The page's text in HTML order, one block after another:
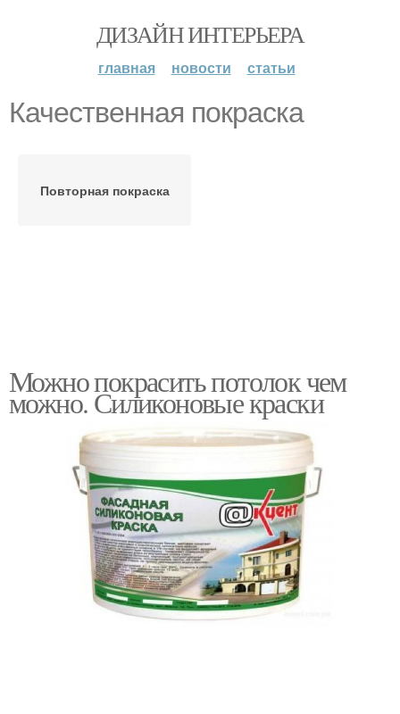
ДИЗАЙН ИНТЕРЬЕРА
главная новости статьи
Качественная покраска
Повторная покраска
Можно покрасить потолок чем
можно. Силиконовые краски